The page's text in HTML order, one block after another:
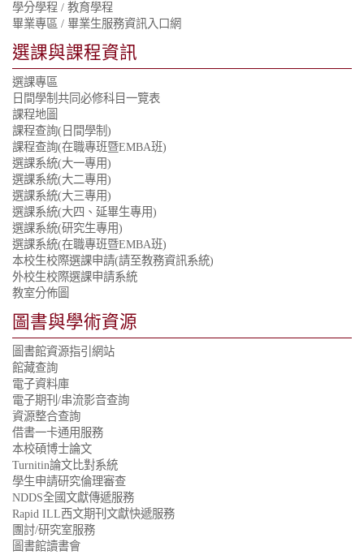
學分學程 / 教育學程
畢業專區 / 畢業生服務資訊入口網
選課與課程資訊
選課專區
日間學制共同必修科目一覽表
課程地圖
課程查詢(日間學制)
課程查詢(在職專班暨EMBA班)
選課系統(大一專用)
選課系統(大二專用)
選課系統(大三專用)
選課系統(大四、延畢生專用)
選課系統(研究生專用)
選課系統(在職專班暨EMBA班)
本校生校際選課申請(請至教務資訊系統)
外校生校際選課申請系統
教室分佈圖
圖書與學術資源
圖書館資源指引網站
館藏查詢
電子資料庫
電子期刊/串流影音查詢
資源整合查詢
借書一卡通用服務
本校碩博士論文
Turnitin論文比對系統
學生申請研究倫理審查
NDDS全國文獻傳遞服務
Rapid ILL西文期刊文獻快遞服務
團討/研究室服務
圖書館讀書會